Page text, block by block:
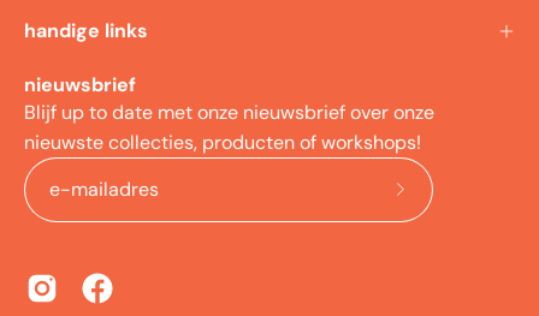
handige links
nieuwsbrief
Blijf up to date met onze nieuwsbrief over onze
nieuwste collecties, producten of workshops!
meld